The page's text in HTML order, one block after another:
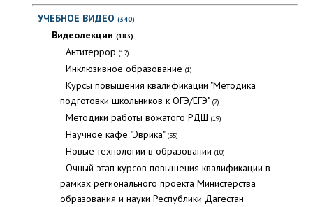
УЧЕБНОЕ ВИДЕО (340)
Видеолекции (183)
Антитеррор (12)
Инклюзивное образование (1)
Курсы повышения квалификации "Методика
подготовки школьников к ОГЭ/ЕГЭ" (7)
Методики работы вожатого РДШ (19)
Научное кафе "Эврика" (55)
Новые технологии в образовании (10)
Очный этап курсов повышения квалификации в
рамках регионального проекта Министерства
образования и науки Республики Дагестан